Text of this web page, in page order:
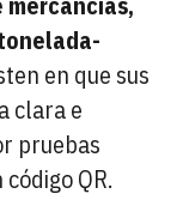
en que sus
clara e
pruebas
QR.